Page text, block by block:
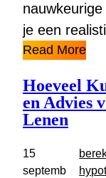
je een
Read More
Hoeveel
en Advies
Lenen
15
septemb